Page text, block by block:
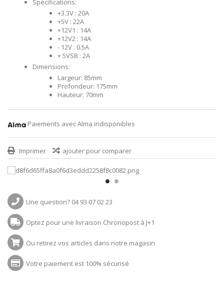
Spécifications:
+3.3V : 20A
+5V : 22A
+12V1 : 14A
+12V2 : 14A
- 12V : 0.5A
+ 5VSB : 2A
Dimensions:
Largeur: 85mm
Profondeur: 175mm
Hauteur: 70mm
Paiements avec Alma indisponibles
Imprimer ajouter pour comparer
Une question? 04 93 07 02 23
Optez pour une livraison Chronopost à J+1
Ou retirez vos articles dans notre magasin
Votre paiement est 100% sécurisé